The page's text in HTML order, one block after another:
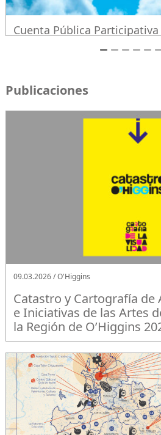
Cuenta Pública Participativa
Publicaciones
09.03.2026 / O'Higgins
Catastro y Cartografía de
e Iniciativas de las Artes
la Región de O’Higgins